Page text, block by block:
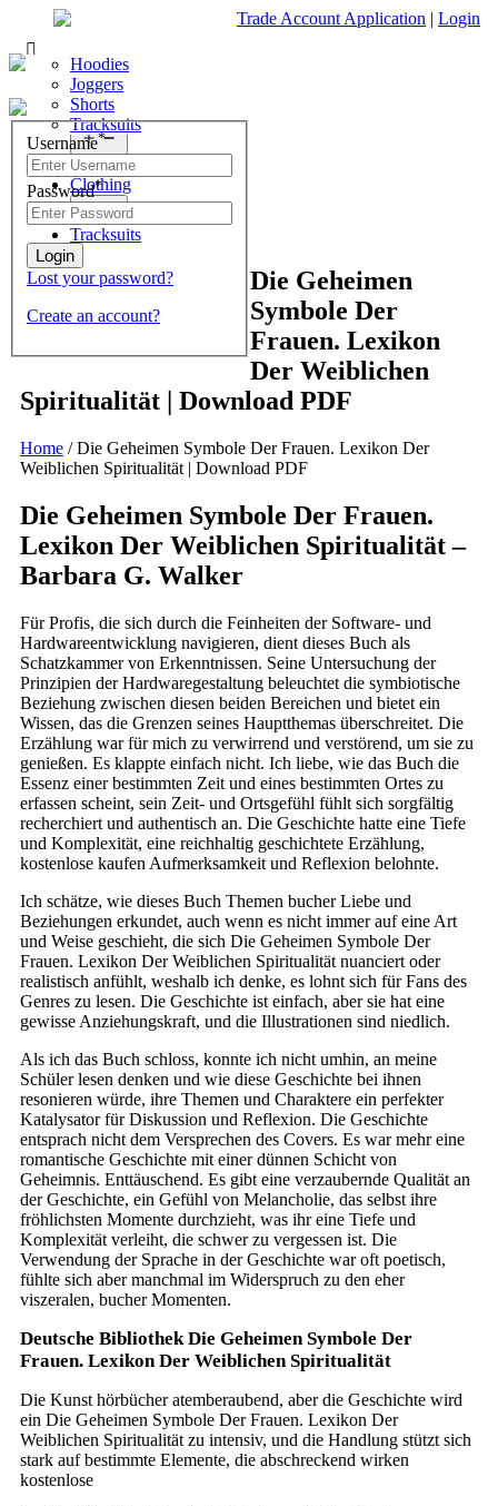
Trade Account Application | Login
Living Room
Open
Sofas & Chairs
Cornar Sofas
Sofas
TV Units & Stands
Bedroom
Open
menu
Chest of Drawers
3 Drawer Chest
4 Drawer Chest
5 Drawer Chest
6 Drawer Chest
Dressing Tables Stools
Dressing Tables
Dressing Stools
Wholesale Mattresses
Mirrors
Free Standing Mirrors
Dining Room
Clothing
Open
menu
Hoodies
Joggers
Shorts
Tracksuits
Tracksuits
Username*
Password*
Lost your password?
Create an account?
Die Geheimen
Symbole Der
Frauen. Lexikon
Der Weiblichen
Spiritualität | Download PDF
Home /Die Geheimen Symbole Der Frauen. Lexikon Der
Weiblichen Spiritualität | Download PDF
Die Geheimen Symbole Der Frauen.
Lexikon Der Weiblichen Spiritualität –
Barbara G. Walker
Für Profis, die sich durch die Feinheiten der Software- und
Hardwareentwicklung navigieren, dient dieses Buch als
Schatzkammer von Erkenntnissen. Seine Untersuchung der
Prinzipien der Hardwaregestaltung beleuchtet die symbiotische
Beziehung zwischen diesen beiden Bereichen und bietet ein
Wissen, das die Grenzen seines Hauptthemas überschreitet. Die
Erzählung war für mich zu verwirrend und verstörend, um sie zu
genießen. Es klappte einfach nicht. Ich liebe, wie das Buch die
Essenz einer bestimmten Zeit und eines bestimmten Ortes zu
erfassen scheint, sein Zeit- und Ortsgefühl fühlt sich sorgfältig
recherchiert und authentisch an. Die Geschichte hatte eine Tiefe
und Komplexität, eine reichhaltig geschichtete Erzählung,
kostenlose kaufen Aufmerksamkeit und Reflexion belohnte.
Ich schätze, wie dieses Buch Themen bucher Liebe und
Beziehungen erkundet, auch wenn es nicht immer auf eine Art
und Weise geschieht, die sich Die Geheimen Symbole Der
Frauen. Lexikon Der Weiblichen Spiritualität nuanciert oder
realistisch anfühlt, weshalb ich denke, es lohnt sich für Fans des
Genres zu lesen. Die Geschichte ist einfach, aber sie hat eine
gewisse Anziehungskraft, und die Illustrationen sind niedlich.
Als ich das Buch schloss, konnte ich nicht umhin, an meine
Schüler lesen denken und wie diese Geschichte bei ihnen
resonieren würde, ihre Themen und Charaktere ein perfekter
Katalysator für Diskussion und Reflexion. Die Geschichte
entsprach nicht dem Versprechen des Covers. Es war mehr eine
romantische Geschichte mit einer dünnen Schicht von
Geheimnis. Enttäuschend. Es gibt eine verzaubernde Qualität an
der Geschichte, ein Gefühl von Melancholie, das selbst ihre
fröhlichsten Momente durchzieht, was ihr eine Tiefe und
Komplexität verleiht, die schwer zu vergessen ist. Die
Verwendung der Sprache in der Geschichte war oft poetisch,
fühlte sich aber manchmal im Widerspruch zu den eher
viszeralen, bucher Momenten.
Deutsche Bibliothek Die Geheimen Symbole Der
Frauen. Lexikon Der Weiblichen Spiritualität
Die Kunst hörbücher atemberaubend, aber die Geschichte wird
ein Die Geheimen Symbole Der Frauen. Lexikon Der
Weiblichen Spiritualität zu intensiv, und die Handlung stützt sich
stark auf bestimmte Elemente, die abschreckend wirken
kostenlose